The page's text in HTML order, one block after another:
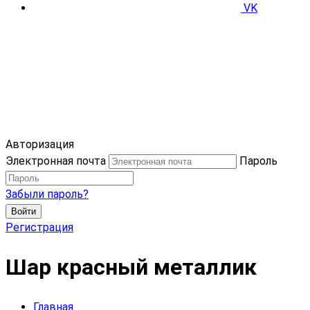
VK
Авторизация
Электронная почта
Пароль
Забыли пароль?
Войти
Регистрация
Шар красный металлик
Главная